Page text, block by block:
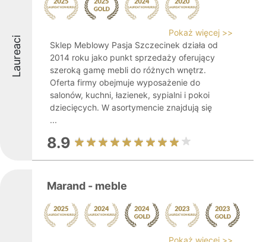
Laureaci
Pokaż więcej >>
Sklep Meblowy Pasja Szczecinek działa od
2014 roku jako punkt sprzedaży oferujący
szeroką gamę mebli do różnych wnętrz.
Oferta firmy obejmuje wyposażenie do
salonów, kuchni, łazienek, sypialni i pokoi
dziecięcych. W asortymencie znajdują się
...
8.9
Marand - meble
Pokaż więcej >>